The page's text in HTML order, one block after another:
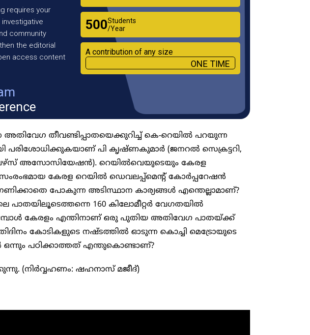
requires your
community
the editorial
access content
₹500Students
/Year
A contribution of any size
ONE TIME
തീവണ്ടിപ്പാതയെക്കുറിച്ച് കെ-റെയിൽ പറയുന്ന
പരിശോധിക്കുകയാണ് പി കൃഷ്ണകുമാർ (ജനറൽ സെക്രട്ടറി,
അസോസിയേഷൻ). റെയിൽവെയുടെയും കേരള
കേരള റെയിൽ ഡെവലപ്പ്മെന്റ് കോർപ്പറേഷൻ
പോകുന്ന അടിസ്ഥാന കാര്യങ്ങൾ എന്തെല്ലാമാണ്?
പാതയിലൂടെത്തന്നെ 160 കിലോമീറ്റർ വേ​ഗതയിൽ
കേരളം എന്തിനാണ് ഒരു പുതിയ അതിവേ​ഗ പാതയ്ക്ക്
കോടികളുടെ നഷ്ടത്തിൽ ഓടുന്ന കൊച്ചി മെട്രോയുടെ
പഠിക്കാത്തത് എന്തുകൊണ്ടാണ്?
(നിർവ്വഹണം: ഷഹനാസ് മജീദ്)